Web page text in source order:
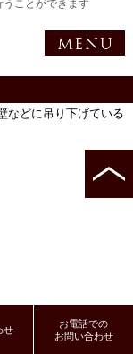
ことができます
などに吊り下げている
せ
お電話での
お問い合わせ